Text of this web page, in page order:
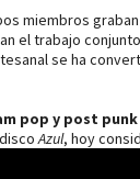
miembros
el trabajo
se ha
pop y post punk
discoAzul, hoy